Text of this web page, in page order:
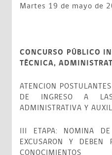
Martes 19 de mayo de
CONCURSO PÚBLICO
TÉCNICA,
ATENCION
DE INGRESO A
ADMINISTRATIVA Y
III ETAPA: NOMINA
EXCUSARON Y DEBEN